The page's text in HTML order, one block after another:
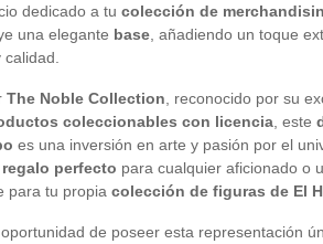
dedicado a tu colección de
una elegante base, añadiendo un toque
The Noble Collection , reconocido por su
coleccionables con licencia, este
es una inversión en arte y pasión por el
regalo perfecto para cualquier aficionado o
para tu propia colección de figuras de El
de poseer esta representación